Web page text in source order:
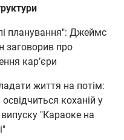
планування": Джеймс
заговорив про
кар’єри
життя на потім:
освідчиться коханій у
"Караоке на